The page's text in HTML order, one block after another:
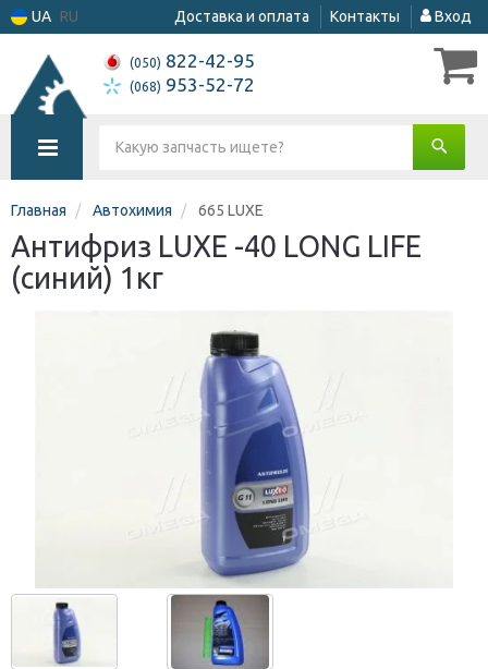
UA RU Доставка и оплата Контакты Вход
(050) 822-42-95
(068) 953-52-72
Главная Автохимия 665 LUXE
Антифриз LUXE -40 LONG LIFE
(синий) 1кг